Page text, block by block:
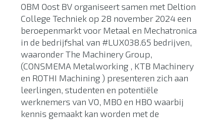
OBM Oost BV organiseert samen met Deltion
College Techniek op 28 november 2024 een
beroepenmarkt voor Metaal en Mechatronica
in de bedrijfshal van #LUX038.65 bedrijven,
waaronder The Machinery Group,
(CONSMEMA Metalworking , KTB Machinery
en ROTHI Machining ) presenteren zich aan
leerlingen, studenten en potentiële
werknemers van VO, MBO en HBO waarbij
kennis gemaakt kan worden met de